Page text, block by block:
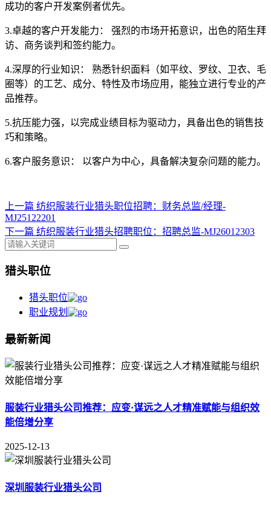
成功的客户开发案例者优先。
3.卓越的客户开发能力： 强烈的市场开拓意识，出色的陌生拜
访、商务谈判和签约能力。
4.深厚的行业知识： 熟悉针织面料（如平纹、罗纹、卫衣、毛
圈等）的工艺、成分、特性及市场应用，能独立进行专业的产
品推荐。
5.抗压能力强，以完成业绩目标为驱动力，具备出色的销售技
巧和策略。
6.客户服务意识： 以客户为中心，具备解决复杂问题的能力。
上一篇 纺织服装行业猎头职位招聘：财务总监/经理-
MJ25122201
下一篇 纺织服装行业猎头招聘职位：招聘总监-MJ26012303
猎头职位
猎头职位
职业规划
最新新闻
服装行业猎头公司推荐：应变·谋远之人才精准赋能与组织效
能倍增分享
2025-12-13
深圳服装行业猎头公司